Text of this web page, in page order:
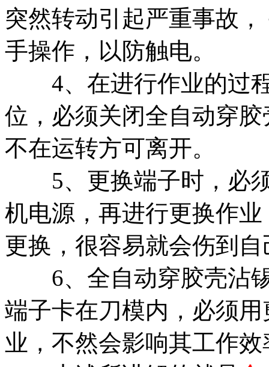
突然转动引起严重事故
手操作，以防触电。
4、在进行作业的过程
位，必须关闭全自动穿
不在运转方可离开。
5、更换端子时，必须
机电源，再进行更换作
更换，很容易就会伤到自
6、全自动穿胶壳沾锡
端子卡在刀模内，必须
业，不然会影响其工作效